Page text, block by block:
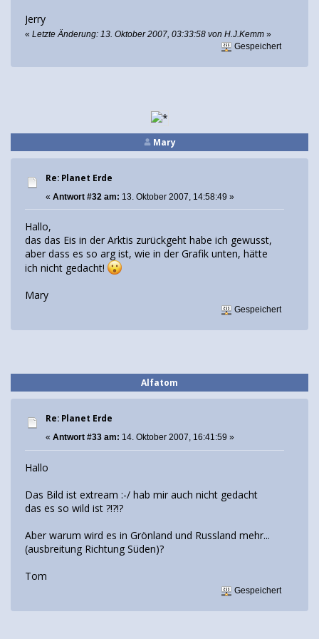
Jerry
« Letzte Änderung: 13. Oktober 2007, 03:33:58 von H.J.Kemm »
Gespeichert
Mary
Re: Planet Erde
« Antwort #32 am: 13. Oktober 2007, 14:58:49 »
Hallo,
das das Eis in der Arktis zurückgeht habe ich gewusst,
aber dass es so arg ist, wie in der Grafik unten, hätte
ich nicht gedacht!
Mary
Gespeichert
Alfatom
Re: Planet Erde
« Antwort #33 am: 14. Oktober 2007, 16:41:59 »
Hallo
Das Bild ist extream :-/ hab mir auch nicht gedacht
das es so wild ist ?!?!?
Aber warum wird es in Grönland und Russland mehr...
(ausbreitung Richtung Süden)?
Tom
Gespeichert